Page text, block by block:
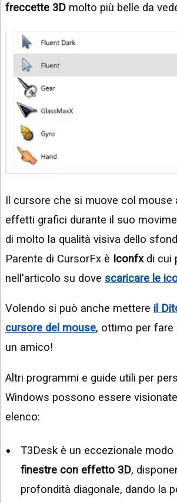
freccette 3D molto più belle da
Il cursore che si muove col mouse
effetti grafici durante il suo
di molto la qualità visiva dello
Parente di CursorFx è Iconfxdi cui
nell'articolo su dove scaricare le
Volendo si può anche mettere il
cursore del mouse, ottimo per fare
un amico!
Altri programmi e guide utili per
Windows possono essere
elenco:
T3Desk è un eccezionale modo
finestre con effetto 3D,
profondità diagonale, dando la